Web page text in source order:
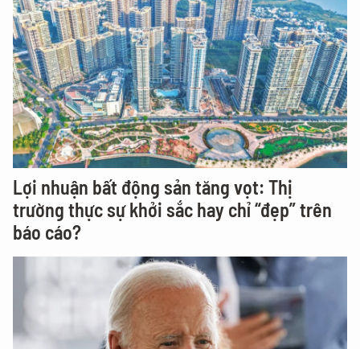
Lợi nhuận bất động sản tăng vọt: Thị
trường thực sự khởi sắc hay chỉ “đẹp” trên
báo cáo?